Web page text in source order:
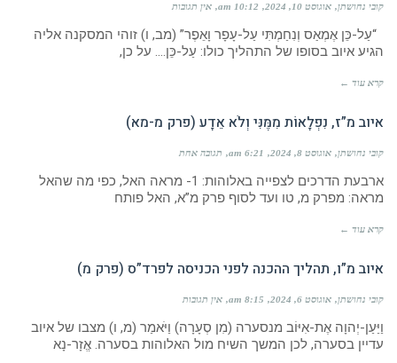
קובי נחושתן אוגוסט 10, 2024 10:12 am אין תגובות
“עַל-כֵּן אֶמְאַס וְנִחַמְתִּי עַל-עָפָר וָאֵפֶר” (מב, ו) זוהי המסקנה אליה
הגיע איוב בסופו של התהליך כולו: עַל-כֵּן…. על כן,
קרא עוד ←
איוב מ”ז, נִפְלָאוֹת מִמֶּנִּי וְלֹא אֵדָע (פרק מ-מא)
קובי נחושתן אוגוסט 8, 2024 6:21 am תגובה אחת
ארבעת הדרכים לצפייה באלוהות: 1- מראה האל, כפי מה שהאל
מראה: מפרק מ, טו ועד לסוף פרק מ”א, האל פותח
קרא עוד ←
איוב מ”ו, תהליך ההכנה לפני הכניסה לפרד”ס (פרק מ)
קובי נחושתן אוגוסט 6, 2024 8:15 am אין תגובות
וַיַּעַן-יְהוָה אֶת-אִיּוֹב מנסערה (מִן סְעָרָה) וַיֹּאמַר (מ, ו) מצבו של איוב
עדיין בסערה, לכן המשך השיח מול האלוהות בסערה. אֱזָר-נָא